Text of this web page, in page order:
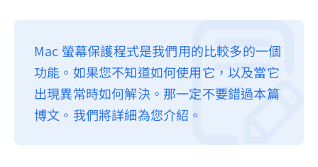
隱私權政策
服務條款
退款政策
Mac 螢幕保護程式是我們用的比較多的一個
功能。如果您不知道如何使用它，以及當它
出現異常時如何解決。那一定不要錯過本篇
博文。我們將詳細為您介紹。